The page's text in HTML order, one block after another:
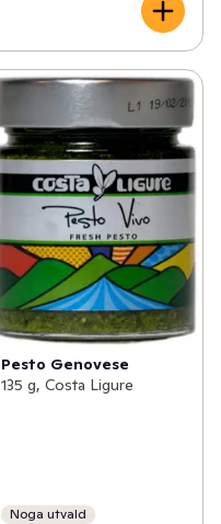
Pesto Genovese
135 g, Costa Ligure
Noga utvald